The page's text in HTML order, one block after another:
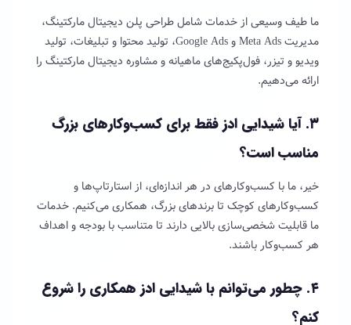
ما طیف وسیعی از خدمات شامل طراحی پلن دیجیتال مارکتینگ،
مدیریت Meta Ads و Google Ads، تولید محتوا و تبلیغات، تولید
ویدیو و تیزر، فول‌پکیج‌های ماهیانه و مشاوره دیجیتال مارکتینگ را
ارائه می‌دهیم.
۳. آیا شیدایی ادز فقط برای کسب‌و‌کارهای بزرگ
مناسب است؟
خیر، ما با کسب‌وکارهای در هر اندازه‌ای، از استارتاپ‌ها و
کسب‌وکارهای کوچک تا برندهای بزرگ، همکاری می‌کنیم. خدمات
ما قابلیت شخصی‌سازی بالایی دارند تا متناسب با بودجه و اهداف
هر کسب‌وکار باشند.
۴. چطور می‌توانم با شیدایی ادز همکاری را شروع
کنم؟